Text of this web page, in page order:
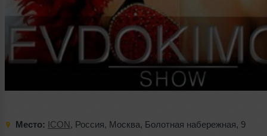
Место: ICON, Россия, Москва, Болотная набережная, 9